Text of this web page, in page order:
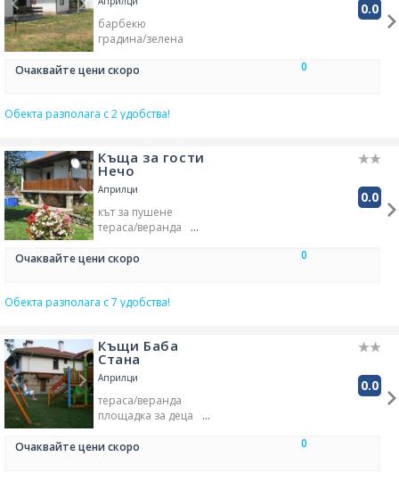
рецепция-денонощна
бар в обекта
кафене
площадка за деца
градина/зелена площ
ресторант
0.0
барбекю
градина/зелена
Очаквайте цени скоро
0
Обекта разполага с 2 удобства!
Къща за гости
Нечо
Априлци 0.0
кът за пушене
тераса/веранда
багажно помещение
външен басейн
Очаквайте цени скоро 0
Обекта разполага с 7 удобства!
Къщи Баба
Стана
Априлци 0.0
тераса/веранда
площадка за деца
градина/зелена площ
Очаквайте цени скоро 0